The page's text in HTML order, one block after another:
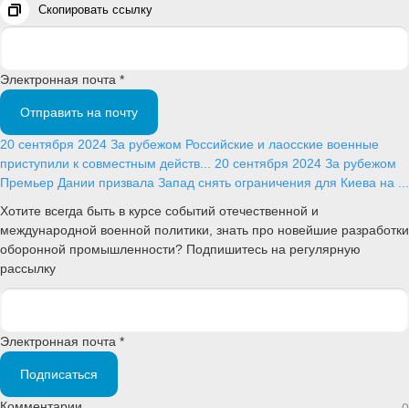
Скопировать ссылку
Электронная почта *
Отправить на почту
20 сентября 2024 За рубежом Российские и лаосские военные
приступили к совместным действ... 20 сентября 2024 За рубежом
Премьер Дании призвала Запад снять ограничения для Киева на ...
Хотите всегда быть в курсе событий отечественной и
международной военной политики, знать про новейшие разработки
оборонной промышленности? Подпишитесь на регулярную
рассылку
Электронная почта *
Подписаться